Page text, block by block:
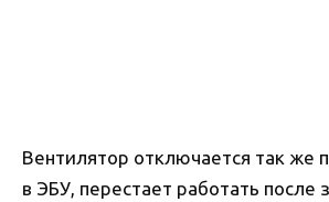
Вентилятор отключается так же
в ЭБУ, перестает работать после